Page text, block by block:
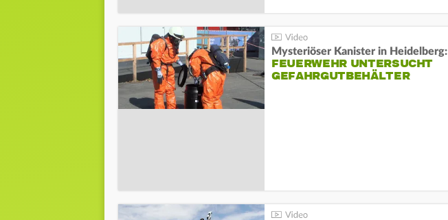
Mysteriöser Kanister in Heidelberg:
FEUERWEHR UNTERSUCHT
GEFAHRGUTBEHÄLTER